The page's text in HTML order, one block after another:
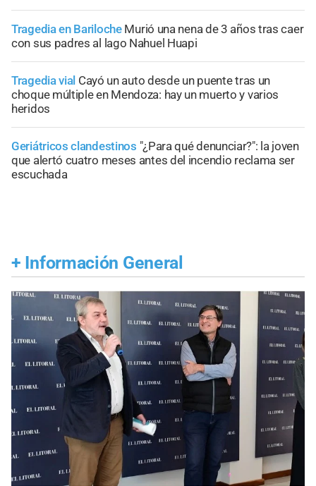
Tragedia en Bariloche Murió una nena de 3 años tras caer
con sus padres al lago Nahuel Huapi
Tragedia vial Cayó un auto desde un puente tras un
choque múltiple en Mendoza: hay un muerto y varios
heridos
Geriátricos clandestinos "¿Para qué denunciar?": la joven
que alertó cuatro meses antes del incendio reclama ser
escuchada
+ Información General